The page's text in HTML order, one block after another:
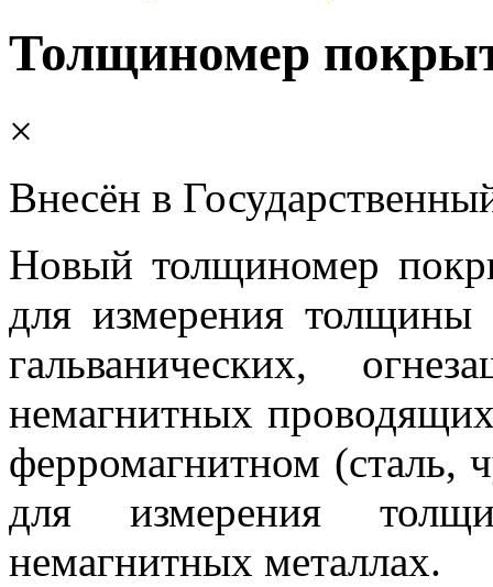
Толщиномер
×
Внесён в
Новый толщиномер
для измерения толщины
гальванических,
немагнитных
ферромагнитном (сталь,
для измерения
немагнитных металлах.